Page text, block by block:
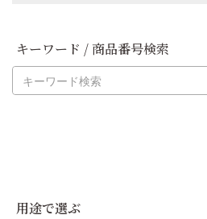
キーワード / 商品番号検索
用途で選ぶ